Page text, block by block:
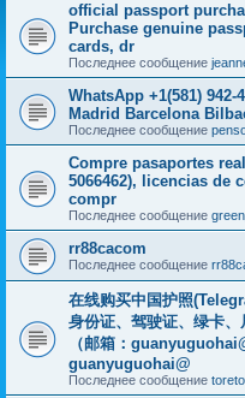
official passport
Purchase genuine
cards, dr
Последнее сообщение
WhatsApp +1(581)
Madrid Barcelona
Последнее сообщение
Compre pasaportes
5066462), licencias de
compr
Последнее сообщение
rr88cacom
Последнее сообщение
在线购买中国护照
身份证、驾驶证、绿卡、
（邮箱：
guanyuguohai@
Последнее сообщение